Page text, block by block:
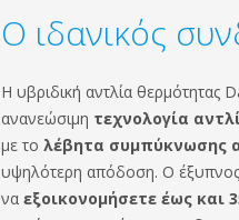
Ο ιδανικός
Η υβριδική αντλία θερμότητας
ανανεώσιμη τεχνολογία
με το λέβητα συμπύκνωσης
υψηλότερη απόδοση. Ο
να εξοικονομήσετε έως και